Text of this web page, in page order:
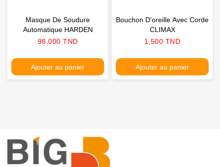
Masque De Soudure
Automatique HARDEN
Prix
98,000 TND
Ajouter au panier
Bouchon D'oreille Avec Corde
CLIMAX
Prix
1,500 TND
Ajouter au panier